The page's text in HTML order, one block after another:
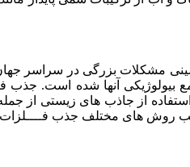
مشکلات بزرگی در سراسر
بیولوژیکی آنها شده
از جاذب های زیستی از
روش های مختلف جذب